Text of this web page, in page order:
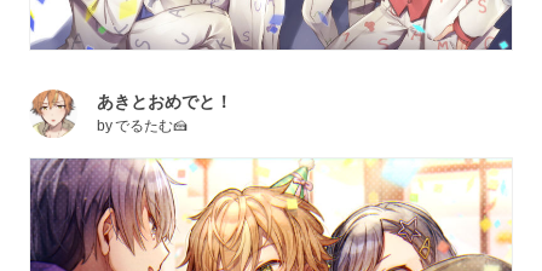
あきとおめでと！
byでるたむ🍰